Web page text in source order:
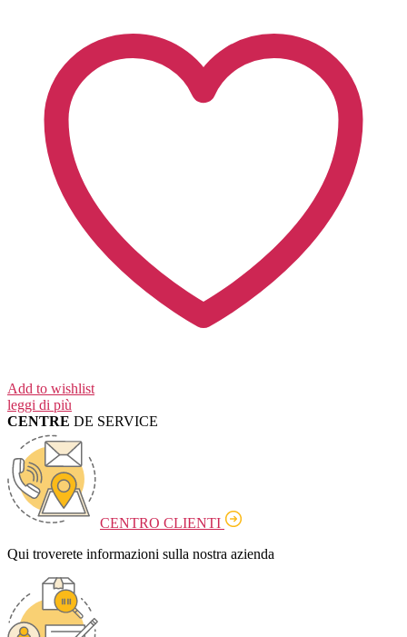
Add to wishlist
leggi di più
CENTRE DE SERVICE
CENTRO CLIENTI
Qui troverete informazioni sulla nostra azienda